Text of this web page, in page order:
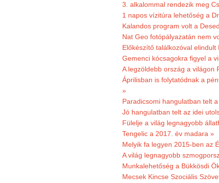
3. alkalommal rendezik meg
1 napos vízitúra lehetőség a
Kalandos program volt a
Nat Geo fotópályazatán nem
Előkészítő találkozóval
Gemenci kócsagokra figyel a
A legzöldebb ország a világon
Áprilisban is folytatódnak a
»
Paradicsomi hangulatban telt
Jó hangulatban telt az idei
Fülelje a világ legnagyobb
Tengelic a 2017. év madara »
Melyik fa legyen 2015-ben az
A világ legnagyobb
Munkalehetőség a Bükkösdi
Mecsek Kincse Szociális